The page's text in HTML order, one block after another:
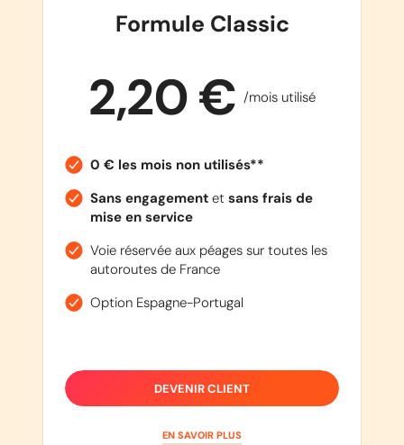
Formule Classic
2,20 € /mois utilisé
0 € les mois non utilisés**
Sans engagementet sans frais de
mise en service
Voie réservée aux péages sur toutes les
autoroutes de France
Option Espagne-Portugal
DEVENIR CLIENT
EN SAVOIR PLUS